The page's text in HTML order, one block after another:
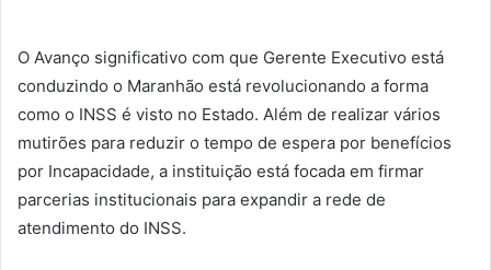
O Avanço significativo com que Gerente Executivo está
conduzindo o Maranhão está revolucionando a forma
como o INSS é visto no Estado. Além de realizar vários
mutirões para reduzir o tempo de espera por benefícios
por Incapacidade, a instituição está focada em firmar
parcerias institucionais para expandir a rede de
atendimento do INSS.